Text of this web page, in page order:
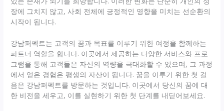
장에 그치지 않고, 사회 전체에 긍정적인 영향을 미치는 선순환의
시작이 됩니다.
강남퍼펙트는 고객의 꿈과 목표를 이루기 위한 여정을 함께하는
파트너 역할을 합니다. 이곳에서 제공하는 다양한 서비스와 프로
그램을 통해 고객들은 자신의 역량을 극대화할 수 있으며, 그 과정
에서 얻은 경험은 평생의 자산이 됩니다. 꿈을 이루기 위한 첫 걸
음은 강남퍼펙트를 방문하는 것입니다. 이곳에서 당신의 꿈에 대
한 비전을 세우고, 이를 실현하기 위한 첫 단계를 내딛어보세요.